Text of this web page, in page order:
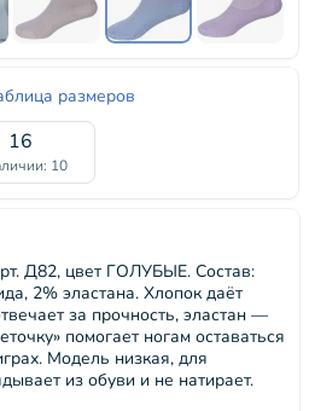
размеров
16
10
Д82, цвет ГОЛУБЫЕ. Состав:
2% эластана. Хлопок даёт
за прочность, эластан —
помогает ногам оставаться
Модель низкая, для
из обуви и не натирает.